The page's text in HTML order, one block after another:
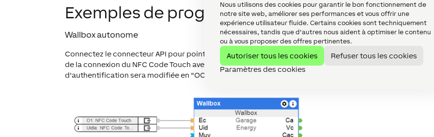
Nous utilisons des cookies pour garantir le bon fonctionnement de
notre site web, améliorer ses performances et vous offrir une
expérience utilisateur fluide. Certains cookies sont techniquement
nécessaires, tandis que d'autres nous aident à optimiser le contenu
ou à vous proposer des offres pertinentes.
Autoriser tous les cookies
Refuser tous les cookies
Paramètres des cookies
Exemples de programmation↑
Wallbox autonome
Connectez le connecteur API pour points de charge aux blocs fonctionnels NFC Code Touch et Wallbox.
de la connexion du NFC Code Touch avec le connecteur API pour points de charge, la méthode
d'authentification sera modifiée en "OCPP" et Don à 0,7s automatiquement.